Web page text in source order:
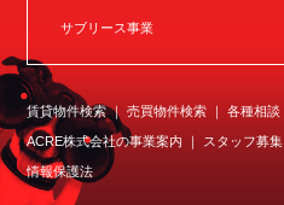
サブリース事業
賃貸物件検索 売買物件検索 各種相談
ACRE株式会社の事業案内 スタッフ募集
情報保護法